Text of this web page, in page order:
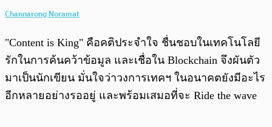
Channarong Noramat
"Content is King" คือคติประจำใจ ชื่นชอบในเทคโนโลยี
รักในการค้นคว้าข้อมูล และเชื่อใน Blockchain จึงผันตัว
มาเป็นนักเขียน มั่นใจว่าวงการเทคฯ ในอนาคตยังมีอะไร
อีกหลายอย่างรออยู่ และพร้อมเสมอที่จะ Ride the wave